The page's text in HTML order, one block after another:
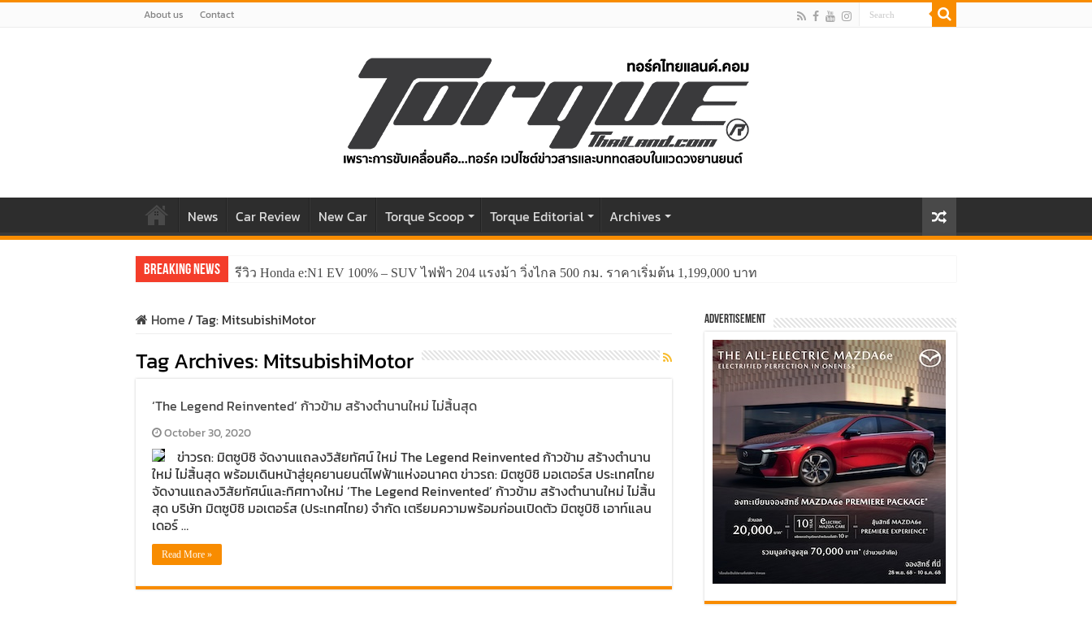
About us Contact
News Car Review New Car Torque Scoop Torque Editorial Archives
Breaking News รีวิว Honda e:N1 EV 100% – SUV ไฟฟ้า 204 แรงม้า วิ่งไกล 500 กม. ราคาเริ่มต้น 1,199,000 บาท
Home/Tag: MitsubishiMotor
Tag Archives: MitsubishiMotor
‘The Legend Reinvented’ ก้าวข้าม สร้างตำนานใหม่ ไม่สิ้นสุด
October 30, 2020
ข่าวรถ: มิตซูบิชิ จัดงานแถลงวิสัยทัศน์ ใหม่ The Legend Reinvented ก้าวข้าม สร้างตำนาน
ใหม่ ไม่สิ้นสุด พร้อมเดินหน้าสู่ยุคยานยนต์ไฟฟ้าแห่งอนาคต ข่าวรถ: มิตซูบิชิ มอเตอร์ส ประเทศไทย
จัดงานแถลงวิสัยทัศน์และทิศทางใหม่ ‘The Legend Reinvented’ ก้าวข้าม สร้างตำนานใหม่ ไม่สิ้น
สุด บริษัท มิตซูบิชิ มอเตอร์ส (ประเทศไทย) จำกัด เตรียมความพร้อมก่อนเปิดตัว มิตซูบิชิ เอาท์แลน
เดอร์ …
Read More »
Advertisement